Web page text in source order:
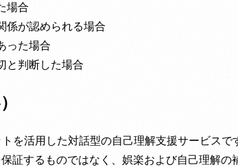
場合
係が認められる場合
った場合
と判断した場合
を活用した対話型の自己理解支援サービスで
証するものではなく、娯楽および自己理解の